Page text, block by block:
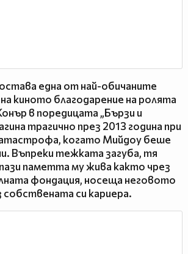
една от най-обичаните
киното благодарение на ролята
в поредицата „Бързи и
трагично през 2013 година при
когато Мийдоу беше
Въпреки тежката загуба, тя
паметта му жива както чрез
фондация, носеща неговото
собствената си кариера.